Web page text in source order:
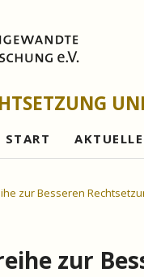
START
zur Besseren
zur